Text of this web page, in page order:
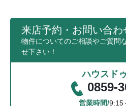
来店予約・お問い合わ
物件についてのご相談やご質問
せ下さい！
ハウスド
0859-
営業時間/9:15